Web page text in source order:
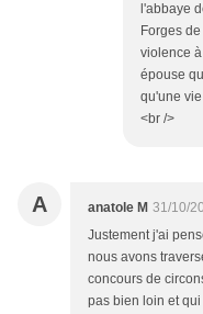
l'abbaye
Forges
violence
épouse
qu'une
<br />
A anatole M 31/10/
Justement j'ai
nous avons
concours de
pas bien loin et